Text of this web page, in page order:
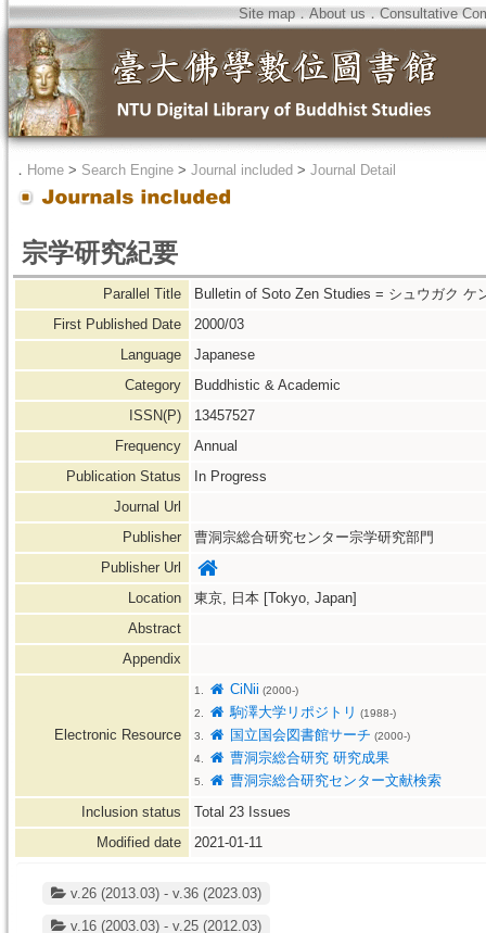
Site map．About us ． Consultative
． Home > Search Engine > Journal included > Journal Detail
宗学研究紀要
Parallel Title
Bulletin of Soto Zen Studies = シュウガク
First Published Date
2000/03
Language
Japanese
Category
Buddhistic & Academic
ISSN(P)
13457527
Frequency
Annual
Publication Status
In Progress
Journal Url
Publisher
曹洞宗総合研究センター宗学研究部門
Publisher Url
Location
東京, 日本 [Tokyo, Japan]
Abstract
Appendix
Electronic Resource
1. CiNii (2000-)
2.
駒澤大学リポジトリ (1988-)
3.
国立国会図書館サーチ (2000-)
4.
曹洞宗総合研究 研究成果
5.
曹洞宗総合研究センター文献検索
Inclusion status
Total 23 Issues
Modified date
2021-01-11
v.26 (2013.03) - v.36 (2023.03)
v.16 (2003.03) - v.25 (2012.03)